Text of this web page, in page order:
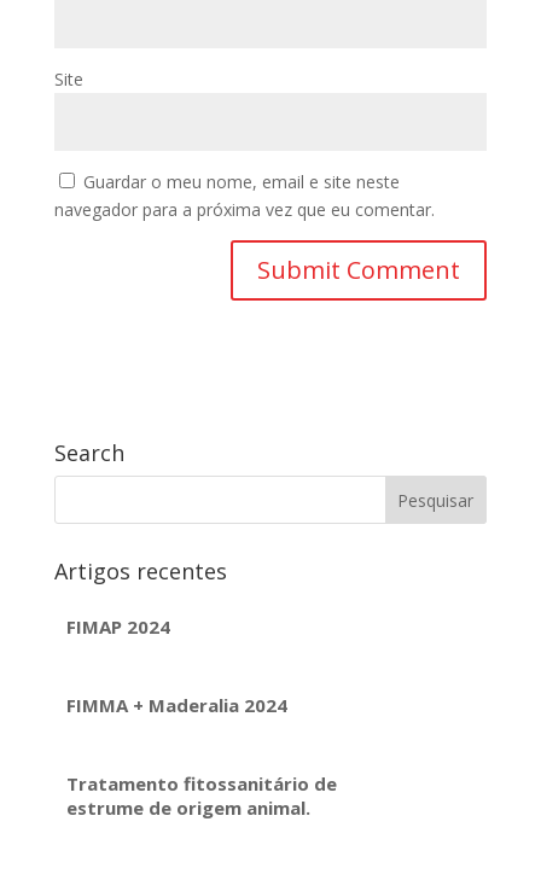
Site
Guardar o meu nome, email e site neste
navegador para a próxima vez que eu comentar.
Search
Artigos recentes
FIMAP 2024
FIMMA + Maderalia 2024
Tratamento fitossanitário de
estrume de origem animal.